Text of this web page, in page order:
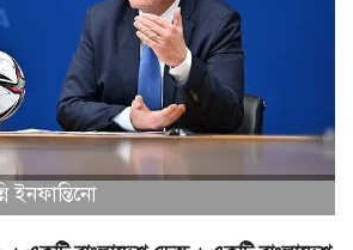
ইনফান্তিনো